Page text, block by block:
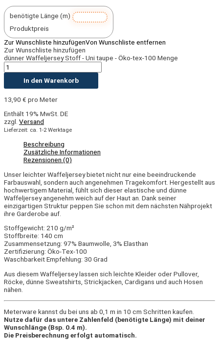
benötigte Länge (m)
Produktpreis
Zur Wunschliste hinzufügenVon Wunschliste entfernen
Zur Wunschliste hinzufügen
dünner Waffeljersey Stoff - Uni taupe - Öko-tex-100 Menge
In den Warenkorb
13,90 € pro Meter
Enthält 19% MwSt. DE
zzgl. Versand
Lieferzeit: ca. 1-2 Werktage
Beschreibung
Zusätzliche Informationen
Rezensionen (0)
Unser leichter Waffeljersey bietet nicht nur eine beeindruckende
Farbauswahl, sondern auch angenehmen Tragekomfort. Hergestellt aus
hochwertigem Material, fühlt sich dieser elastische und dünne
Waffeljersey angenehm weich auf der Haut an. Dank seiner
einzigartigen Struktur peppen Sie schon mit dem nächsten Nähprojekt
ihre Garderobe auf.
Stoffgewicht: 210 g/m²
Stoffbreite: 140 cm
Zusammensetzung: 97% Baumwolle, 3% Elasthan
Zertifizierung: Öko-Tex-100
Waschbarkeit Empfehlung: 30 Grad
Aus diesem Waffeljersey lassen sich leichte Kleider oder Pullover,
Röcke, dünne Sweatshirts, Strickjacken, Cardigans und auch Hosen
nähen.
Meterware kannst du bei uns ab 0,1 m in 10 cm Schritten kaufen.
Nutze dafür das untere Zahlenfeld (benötigte Länge) mit deiner
Wunschlänge (Bsp. 0.4 m).
Die Preisberechnung erfolgt automatisch.